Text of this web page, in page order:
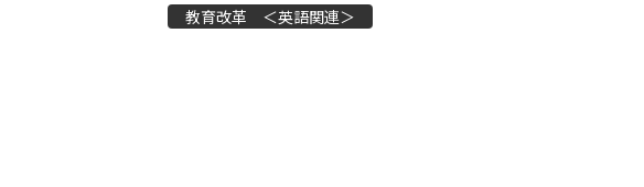
教育改革 ＜英語関連＞